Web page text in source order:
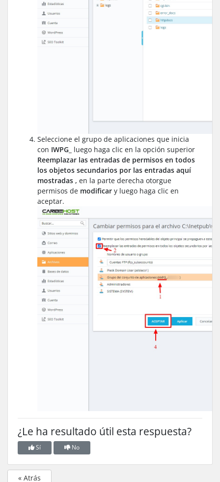
Seleccione el grupo de aplicaciones que inicia
con IWPG_
luego haga clic en la opción superior
Reemplazar las entradas de permisos en todos
los objetos secundarios por las entradas aquí
mostradas , en la parte derecha otorgue
permisos de modificar y luego haga clic en
aceptar.
¿Le ha resultado útil esta respuesta?
Sí No
« Atrás